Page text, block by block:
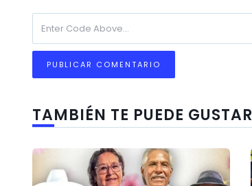
TAMBIÉN TE PUEDE GUSTAR